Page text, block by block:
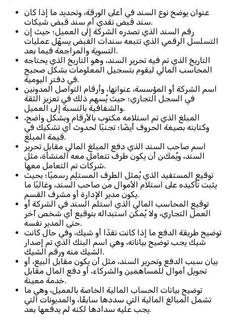
عنوان يوضح نوع السند في أعلى الورقة، وتحديد ما إذا كان
سند قبض نقدي أم سند قبض شيكات.
رقم السند الذي تصدره الشركة إلى العميل؛ حيث إن
التسلسل الرقمي الذي تتبعه سندات القبض يسهّل عمليات
التسوية والمراجعة فيما بعد.
التاريخ الذي تم فيه تحرير السند، وهو التاريخ الذي يحتاجه
المحاسب المالي ليقوم بتسجيل المعلومات بشكل صحيح
في دفتر اليومية.
اسم الشركة أو المؤسسة، عنوانها، وأرقام التواصل المدونين
في السجل التجاري؛ حيث يُسهم ذلك في تعزيز الثقة
والشفافية بالنسبة إلى العميل.
المبلغ الذي تم استلامه مكتوب بالأرقام وبشكل واضح،
وكتابته بصيغة الحروف أيضًا؛ تجنبًا لحدوث أي تشكيك في
قيمة المبلغ.
اسم صاحب السند الذي دفع المبلغ المالي مقابل تحرير
السند، ويُمكن أن يكون طرف تتعامل معه المنشأة، مثل
شركات تم التعامل معها.
توقيع المستفيد الذي يُمثل الطرف المستلِم رسميًا؛ بحيث
يثبت تأكيده على استلام الأموال من صاحب السند، وغالبًا ما
يكون مدير الإدارة أو مشرف القسم.
توقيع المحاسب المالي الذي استلم السند في الشركة أو
العمل التجاري، ولا يُمكن استبداله بتوقيع أي شخص آخر
حتى المدير نفسه.
توضيح طريقة الدفع ما إذا كانت نقدًا أو شيك، وفي حال كانت
شيك يجب توضيح بياناته، وهي اسم البنك الذي تم إصدار
الشيك منه ورقم الشيك.
بيان سبب الدفع وتحرير السند، مثل أن يكون مقابل البيع، أو
تحويل أموال للمساهمين والشركاء، أو دفع المال مقابل
خدمة معينة.
توضيح بيانات الحساب المالية الخاصة بالعميل، وهي ما
تشمل المبالغ المالية التي سددها سابقًا، والمديونات التي
يجب عليه سدادها لكنه لم يدفعها بعد.